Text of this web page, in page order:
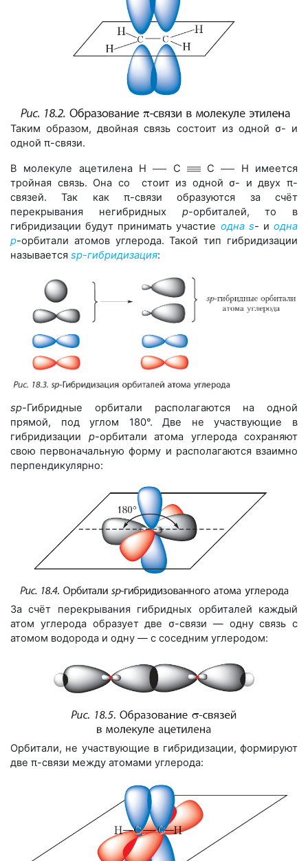
Таким образом, двойная связь состоит из одной σ- и
одной π-связи.
В молекуле ацетилена H C C H имеется
тройная связь. Она со стоит из одной σ- и двух π-
связей. Так как π-связи образуются за счёт
перекрывания негибридных p-орбиталей, то в
гибридизации будут принимать участие одна s- иодна
p-орбитали атомов углерода. Такой тип гибридизации
называется sp-гибридизация:
sp-Гибридные орбитали располагаются на одной
прямой, под углом 180°. Две не участвующие в
гибридизации р-орбитали атома углерода сохраняют
свою первоначальную форму и располагаются взаимно
перпендикулярно:
За счёт перекрывания гибридных орбиталей каждый
атом углерода образует две σ-связи — одну связь с
атомом водорода и одну — с соседним углеродом:
Орбитали, не участвующие в гибридизации, формируют
две π-связи между атомами углерода: